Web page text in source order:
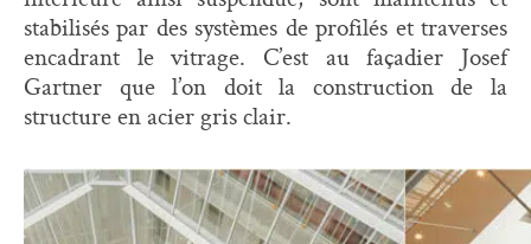
stabilisés par des systèmes de profilés et traverses
encadrant le vitrage. C’est au façadier Josef
Gartner que l’on doit la construction de la
structure en acier gris clair.